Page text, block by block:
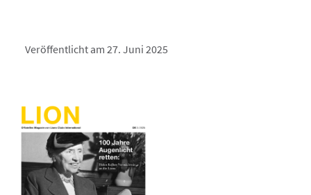
Veröffentlicht am 27. Juni 2025